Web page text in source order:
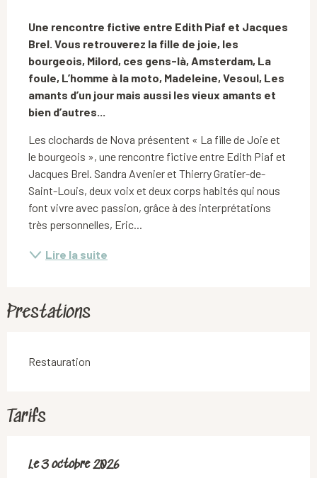
Une rencontre fictive entre Edith Piaf et Jacques
Brel. Vous retrouverez la fille de joie, les
bourgeois, Milord, ces gens-là, Amsterdam, La
foule, L’homme à la moto, Madeleine, Vesoul, Les
amants d’un jour mais aussi les vieux amants et
bien d’autres...
Les clochards de Nova présentent « La fille de Joie et
le bourgeois », une rencontre fictive entre Edith Piaf et
Jacques Brel. Sandra Avenier et Thierry Gratier-de-
Saint-Louis, deux voix et deux corps habités qui nous
font vivre avec passion, grâce à des interprétations
très personnelles, Eric...
Lire la suite
Prestations
Restauration
Tarifs
Le3 octobre 2026
Le3 octobre 2026